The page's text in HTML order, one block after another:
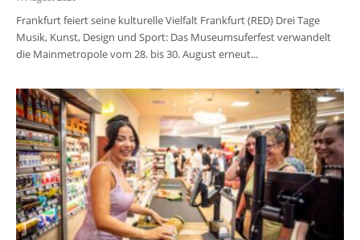
Frankfurt feiert seine kulturelle Vielfalt Frankfurt (RED) Drei Tage
Musik, Kunst, Design und Sport: Das Museumsuferfest verwandelt
die Mainmetropole vom 28. bis 30. August erneut...